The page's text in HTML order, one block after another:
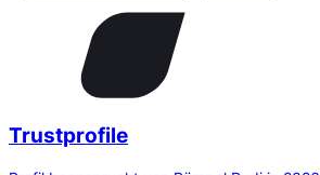
Trustprofile